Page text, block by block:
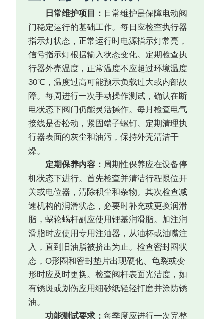
日常维护项目： 日常维护是保障电动阀
门稳定运行的基础工作。每日应检查执行器
指示灯状态，正常运行时电源指示灯常亮，
信号指示灯根据输入状态变化。定期检查执
行器外壳温度，正常温度不应超过环境温度
30℃，温度过高可能预示负载过大或内部故
障。每周进行一次手动操作测试，确认在断
电状态下阀门仍能灵活操作。每月检查电气
接线是否松动，紧固端子螺钉。定期清理执
行器表面的灰尘和油污，保持外壳清洁干
燥。
定期保养内容： 周期性保养应在设备停
机状态下进行。首先检查并清洁行程限位开
关或电位器，清除积尘和杂物。其次检查减
速机构的润滑状态，必要时补充或更换润滑
脂，蜗轮蜗杆副应使用锂基润滑脂。加注润
滑脂时应使用专用注油器，从油杯或油嘴注
入，直到旧油脂被挤出为止。检查密封圈状
态，O形圈和密封垫片出现硬化、龟裂或变
形时应及时更换。检查阀杆表面光洁度，如
有锈斑或划伤应用细砂纸轻轻打磨并涂防锈
油。
功能测试要求：每季度应进行一次完整